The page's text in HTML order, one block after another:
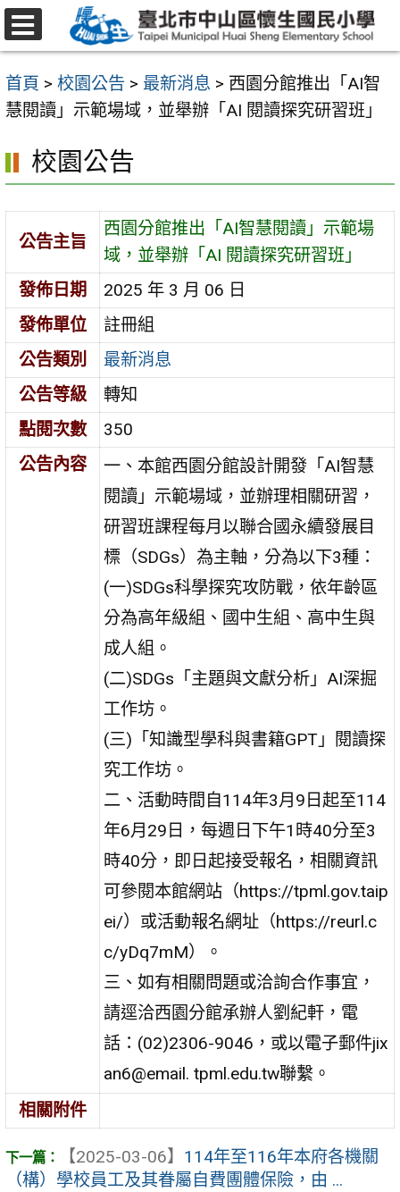
跳
至
要
內
區
首頁 > 校園公告 > 最新消息 > 西園分館推出「AI智
慧閱讀」示範場域，並舉辦「AI 閱讀探究研習班」
校園公告
公告主旨
西園分館推出「AI智慧閱讀」示範場
域，並舉辦「AI 閱讀探究研習班」
發佈日期
2025 年 3 月 06 日
發佈單位
註冊組
公告類別
最新消息
公告等級
轉知
點閱次數
350
公告內容
一、本館西園分館設計開發「AI智慧
閱讀」示範場域，並辦理相關研習，
研習班課程每月以聯合國永續發展目
標（SDGs）為主軸，分為以下3種：
(一)SDGs科學探究攻防戰，依年齡區
分為高年級組、國中生組、高中生與
成人組。
(二)SDGs「主題與文獻分析」AI深掘
工作坊。
(三)「知識型學科與書籍GPT」閱讀探
究工作坊。
二、活動時間自114年3月9日起至114
年6月29日，每週日下午1時40分至3
時40分，即日起接受報名，相關資訊
可參閱本館網站（https://tpml.gov.taip
ei/）或活動報名網址（https://reurl.c
c/yDq7mM）。
三、如有相關問題或洽詢合作事宜，
請逕洽西園分館承辦人劉紀軒，電
話：(02)2306-9046，或以電子郵件jix
an6@email. tpml.edu.tw聯繫。
相關附件
【2025-03-06】 114年至116年本府各機關
（構）學校員工及其眷屬自費團體保險，由 ...
選
單